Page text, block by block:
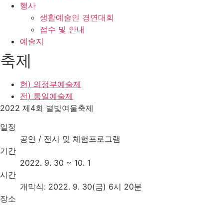
행사
생활예술인 경연대회
접수 및 안내
예술지
축제
현) 의정부예술제
전) 통일예술제
2022 제4회 별빛여울축제
일정
공연 / 전시 및 체험프로그램
기간
2022. 9. 30 ~ 10. 1
시간
개막식: 2022. 9. 30(금) 6시 20분
장소